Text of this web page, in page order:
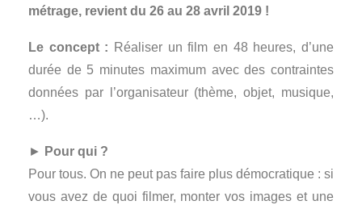
métrage, revient du 26 au 28 avril 2019 !
Le concept : Réaliser un film en 48 heures, d’une
durée de 5 minutes maximum avec des contraintes
données par l’organisateur (thème, objet, musique,
…).
►
Pour qui ?
Pour tous. On ne peut pas faire plus démocratique : si
vous avez de quoi filmer, monter vos images et une